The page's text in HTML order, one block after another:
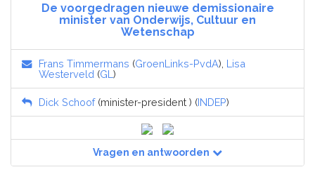
De voorgedragen nieuwe demissionaire
minister van Onderwijs, Cultuur en
Wetenschap
Frans Timmermans (GroenLinks-PvdA), Lisa
Westerveld (GL )
Dick Schoof(minister-president ) (INDEP)
Vragen en antwoorden